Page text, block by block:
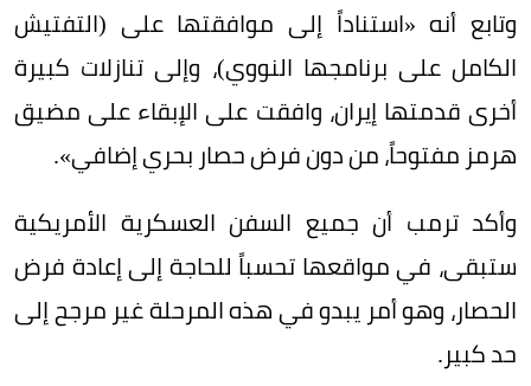
وتابع أنه «استناداً إلى موافقتها على (التفتيش
الكامل على برنامجها النووي)، وإلى تنازلات كبيرة
أخرى قدمتها إيران، وافقت على الإبقاء على مضيق
هرمز مفتوحاً، من دون فرض حصار بحري إضافي».
وأكد ترمب أن جميع السفن العسكرية الأمريكية
ستبقى، في مواقعها تحسباً للحاجة إلى إعادة فرض
الحصار، وهو أمر يبدو في هذه المرحلة غير مرجح إلى
حد كبير.